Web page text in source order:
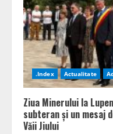
.Index Actualitate
Ziua Minerului la
subteran și un mesaj
Văii Jiului